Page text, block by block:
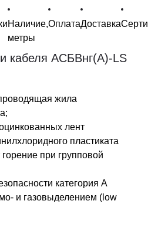
Наличие,
метры
ОплатаДоставка
кабеля АСБВнг(А)-LS
жила
лент
пластиката
при групповой
категория A
и газовыделением (low